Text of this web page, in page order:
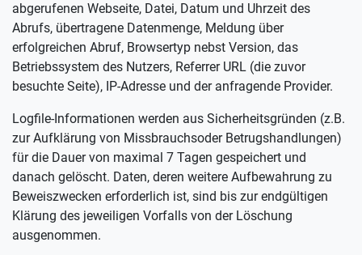
abgerufenen Webseite, Datei, Datum und Uhrzeit des
Abrufs, übertragene Datenmenge, Meldung über
erfolgreichen Abruf, Browsertyp nebst Version, das
Betriebssystem des Nutzers, Referrer URL (die zuvor
besuchte Seite), IP-Adresse und der anfragende Provider.
Logfile-Informationen werden aus Sicherheitsgründen (z.B.
zur Aufklärung von Missbrauchsoder Betrugshandlungen)
für die Dauer von maximal 7 Tagen gespeichert und
danach gelöscht. Daten, deren weitere Aufbewahrung zu
Beweiszwecken erforderlich ist, sind bis zur endgültigen
Klärung des jeweiligen Vorfalls von der Löschung
ausgenommen.